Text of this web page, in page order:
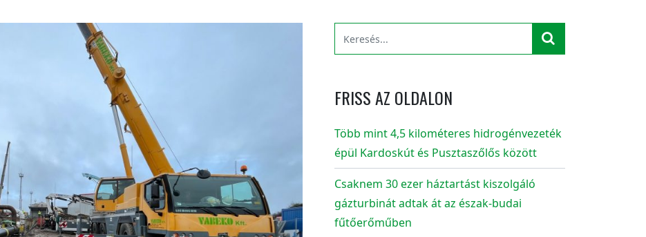
FRISS AZ OLDALON
Több mint 4,5 kilométeres hidrogénvezeték
épül Kardoskút és Pusztaszőlős között
Csaknem 30 ezer háztartást kiszolgáló
gázturbinát adtak át az észak-budai
fűtőerőműben